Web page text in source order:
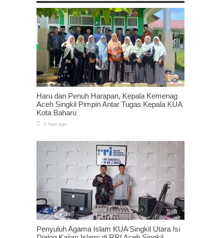
Haru dan Penuh Harapan, Kepala Kemenag
Aceh Singkil Pimpin Antar Tugas Kepala KUA
Kota Baharu
1 hari ago
Penyuluh Agama Islam KUA Singkil Utara Isi